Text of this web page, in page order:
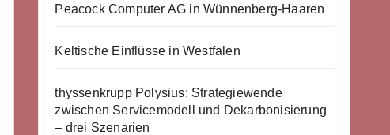
Peacock Computer AG in Wünnenberg-Haaren
Keltische Einflüsse in Westfalen
thyssenkrupp Polysius: Strategiewende
zwischen Servicemodell und Dekarbonisierung
– drei Szenarien